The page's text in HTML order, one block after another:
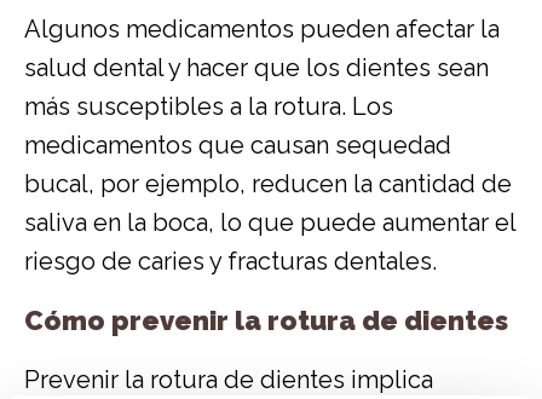
Algunos medicamentos pueden afectar la
salud dental y hacer que los dientes sean
más susceptibles a la rotura. Los
medicamentos que causan sequedad
bucal, por ejemplo, reducen la cantidad de
saliva en la boca, lo que puede aumentar el
riesgo de caries y fracturas dentales.
Cómo prevenir la rotura de dientes
Prevenir la rotura de dientes implica